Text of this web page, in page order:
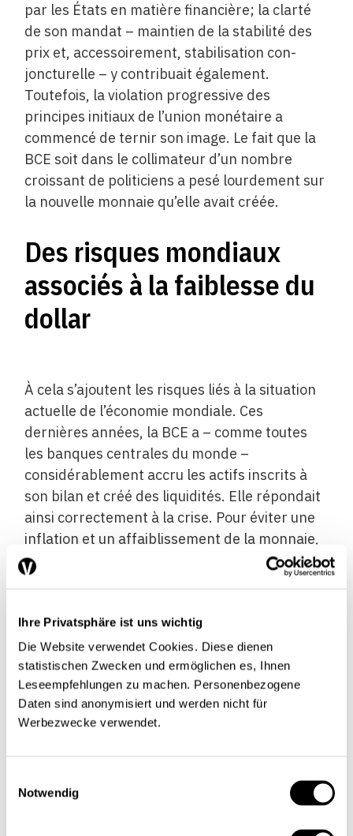
Ihre Privatsphäre ist uns wichtig
Die Website verwendet Cookies. Diese dienen
statistischen Zwecken und ermöglichen es, Ihnen
Leseempfehlungen zu machen. Personenbezogene
Daten sind anonymisiert und werden nicht für
Werbezwecke verwendet.
Notwendig
par les États en matière financière; la clarté
de son mandat – maintien de la stabilité des
prix et, accessoirement, stabilisation con-
joncturelle – y contribuait également.
Toutefois, la violation progressive des
principes initiaux de l’union monétaire a
commencé de ternir son image. Le fait que la
BCE soit dans le collimateur d’un nombre
croissant de politiciens a pesé lourdement sur
la nouvelle monnaie qu’elle avait créée.
Des risques mondiaux
associés à la ­faiblesse du
dollar
À cela s’ajoutent les risques liés à la situation
actuelle de l’économie mondiale. Ces
dernières années, la BCE a – comme toutes
les banques centrales du monde –
considérablement accru les actifs inscrits à
son bilan et créé des liquidités. Elle répondait
ainsi correctement à la crise. Pour éviter une
inflation et un affaiblissement de la monnaie,
il faudra, toutefois, que ces liquidités
supplémentaires soient rapidement
l’économie et des marchés monétaires se
normalisera. La tentation est grande pour
l’UE, dans sa version actuelle, de réduire
l’écart de compétitivité du «Sud» en tolérant
un peu plus d’inflation au «Nord» et de
compenser ainsi les déséquilibres
monétaire pourrait arriver trop tard. La peur